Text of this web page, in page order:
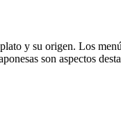
y su origen. Los
son aspectos